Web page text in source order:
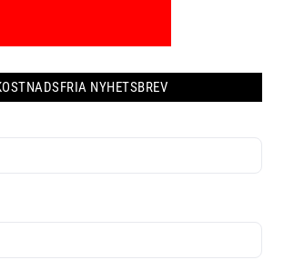
NYHETSBREV